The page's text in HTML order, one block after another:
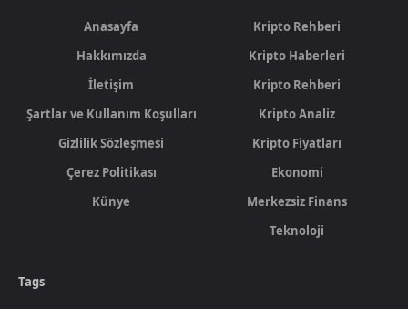
Anasayfa
Hakkımızda
İletişim
Şartlar ve Kullanım Koşulları
Gizlilik Sözleşmesi
Çerez Politikası
Künye
Kripto Rehberi
Kripto Haberleri
Kripto Rehberi
Kripto Analiz
Kripto Fiyatları
Ekonomi
Merkezsiz Finans
Teknoloji
Tags